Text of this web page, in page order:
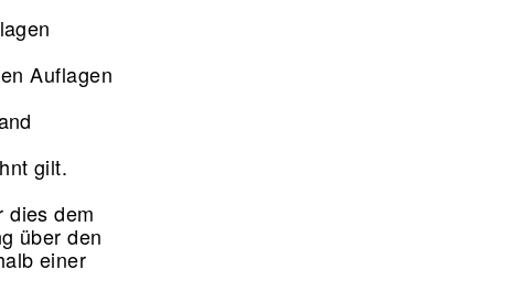
Auflagen
gilt.
dies dem
über den
einer